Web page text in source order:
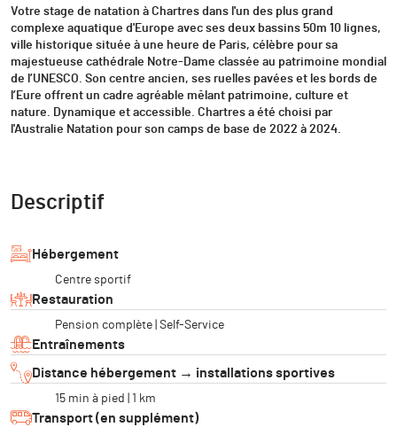
Votre stage de natation à Chartres dans l'un des plus grand
complexe aquatique d'Europe avec ses deux bassins 50m 10 lignes,
ville historique située à une heure de Paris, célèbre pour sa
majestueuse cathédrale Notre-Dame classée au patrimoine mondial
de l’UNESCO. Son centre ancien, ses ruelles pavées et les bords de
l’Eure offrent un cadre agréable mêlant patrimoine, culture et
nature. Dynamique et accessible. Chartres a été choisi par
l'Australie Natation pour son camps de base de 2022 à 2024.
Descriptif
Hébergement
Centre sportif
Restauration
Pension complète | Self-Service
Entraînements
Distance hébergement → installations sportives
15 min à pied | 1 km
Transport (en supplément)